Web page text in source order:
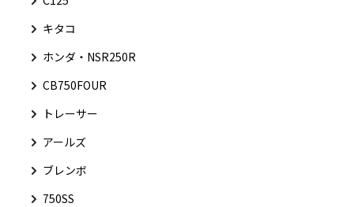
キタコ
ホンダ・NSR250R
CB750FOUR
トレーサー
アールズ
ブレンボ
750SS